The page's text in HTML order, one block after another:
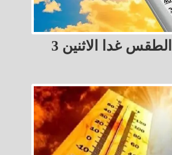
تعرف علي حالة الطقس غدا الاثنين 3